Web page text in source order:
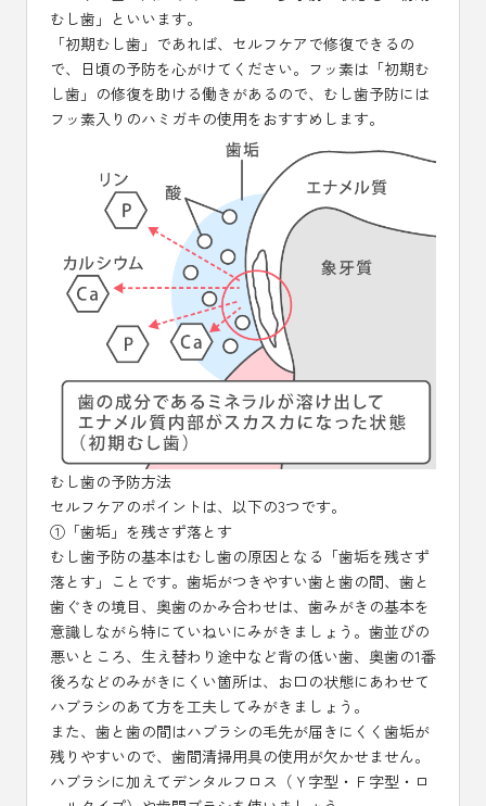
むし歯」といいます。
「初期むし歯」であれば、セルフケアで修復できるの
で、日頃の予防を心がけてください。フッ素は「初期む
し歯」の修復を助ける働きがあるので、むし歯予防には
フッ素入りのハミガキの使用をおすすめします。
むし歯の予防方法
セルフケアのポイントは、以下の3つです。
①「歯垢」を残さず落とす
むし歯予防の基本はむし歯の原因となる「歯垢を残さず
落とす」ことです。歯垢がつきやすい歯と歯の間、歯と
歯ぐきの境目、奥歯のかみ合わせは、歯みがきの基本を
意識しながら特にていねいにみがきましょう。歯並びの
悪いところ、生え替わり途中など背の低い歯、奥歯の1番
後ろなどのみがきにくい箇所は、お口の状態にあわせて
ハブラシのあて方を工夫してみがきましょう。
また、歯と歯の間はハブラシの毛先が届きにくく歯垢が
残りやすいので、歯間清掃用具の使用が欠かせません。
ハブラシに加えてデンタルフロス（Ｙ字型・Ｆ字型・ロ